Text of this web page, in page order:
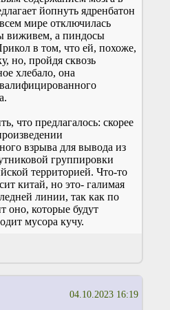
йопнуть ядренбатон
мире отключилась
виживем, а пиндосы
в том, что ей, похоже,
но, пройдя сквозь
хлебало, она
что предлагалось: скорее
взрыва для вывода из
группировки
территорией. Что-то
китай, но это- галимая
линии, так как по
оно, которые будут
мусора кучу.
04.10.2023 16:19